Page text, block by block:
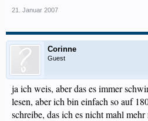
21. Januar 2007
Corinne
Guest
ja ich weis, aber das es immer
lesen, aber ich bin einfach so auf
schreibe, das ich es nicht mahl mehr